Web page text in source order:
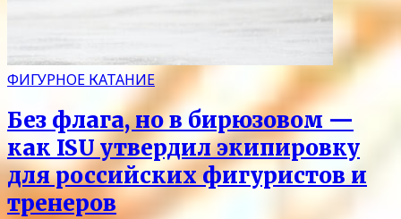
ФИГУРНОЕ КАТАНИЕ
Без флага, но в бирюзовом —
как ISU утвердил экипировку
для российских фигуристов и
тренеров